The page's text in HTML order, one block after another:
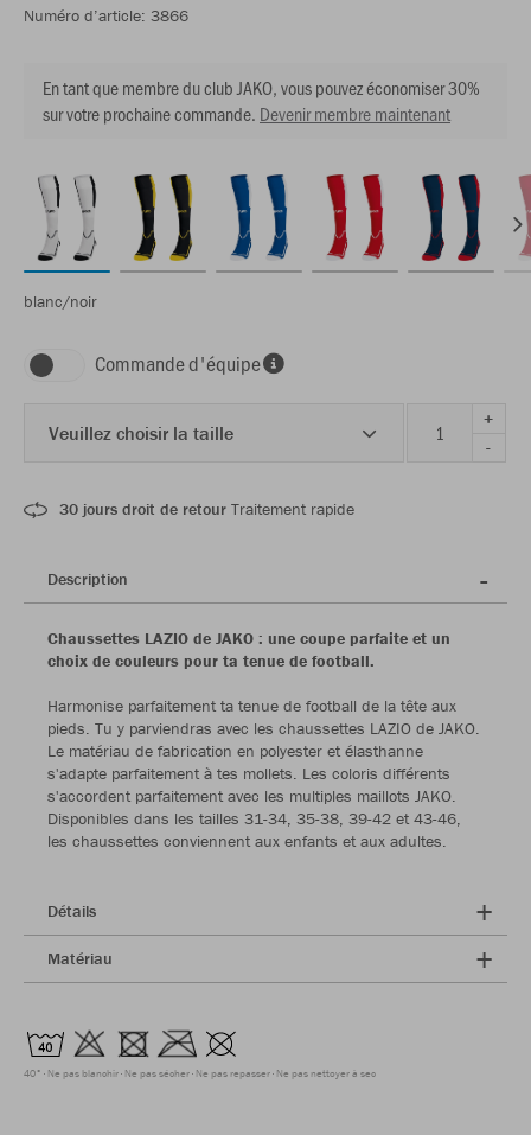
Numéro d’article: 3866
En tant que membre du club JAKO, vous pouvez économiser 30%
sur votre prochaine commande. Devenir membre maintenant
blanc/noir
Commande d'équipe
Veuillez choisir la taille
+
-
30 jours droit de retour Traitement rapide
Description
Chaussettes LAZIO de JAKO : une coupe parfaite et un
choix de couleurs pour ta tenue de football.
Harmonise parfaitement ta tenue de football de la tête aux
pieds. Tu y parviendras avec les chaussettes LAZIO de JAKO.
Le matériau de fabrication en polyester et élasthanne
s'adapte parfaitement à tes mollets. Les coloris différents
s'accordent parfaitement avec les multiples maillots JAKO.
Disponibles dans les tailles 31-34, 35-38, 39-42 et 43-46,
les chaussettes conviennent aux enfants et aux adultes.
Détails
Matériau
40° Ne pas blanchir Ne pas sécher Ne pas repasser Ne pas nettoyer à sec